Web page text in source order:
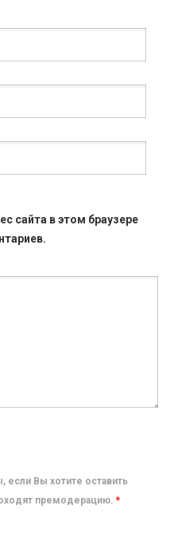
сайта в этом браузере
если Вы хотите оставить
премодерацию. *